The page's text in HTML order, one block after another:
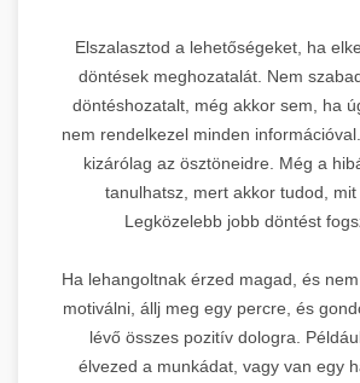
Elszalasztod a lehetőségeket, ha
döntések meghozatalát. Nem
döntéshozatalt, még akkor sem, ha
nem rendelkezel minden
kizárólag az ösztöneidre. Még a
tanulhatsz, mert akkor tudod, mit
Legközelebb jobb döntést
Ha lehangoltnak érzed magad, és
motiválni, állj meg egy percre, és
lévő összes pozitív dologra.
élvezed a munkádat, vagy van egy